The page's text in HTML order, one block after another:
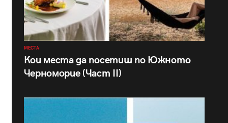
МЕСТА
Кои места да посетиш по Южното
Черноморие (Част II)